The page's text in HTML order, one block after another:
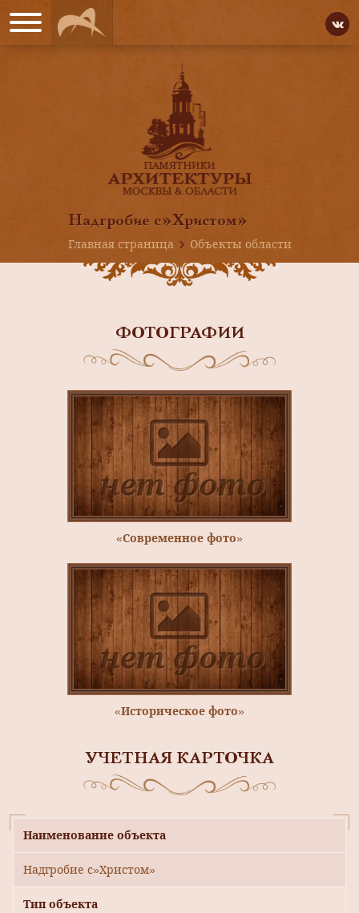
Надгробие с»Христом»
Главная страница
Объекты области
ФОТОГРАФИИ
«Современное фото»
«Историческое фото»
УЧЕТНАЯ КАРТОЧКА
Наименование объекта
Надгробие с»Христом»
Тип объекта